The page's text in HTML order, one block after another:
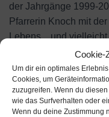
Cookie-
Um dir ein optimales
Cookies, um
zuzugreifen. Wenn du
wie das Surfverhalten oder
Wenn du deine Zustimmung
der Jahrgänge 1999-
Pfarrerin Knoch mit
Lebens... und
mehr Glanz in Ihr
Möglichkeit zur
Abendmahl.
Musikalisch begleitet